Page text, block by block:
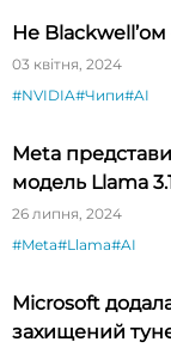
Не
03 квітня, 2024
#NVIDIA#Чипи#AI
Meta
модель Llama
26 липня, 2024
#Meta#Llama#AI
Microsoft
захищений